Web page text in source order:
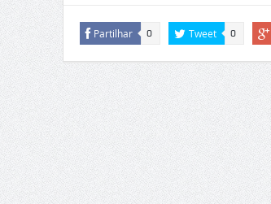
Partilhar 0 Tweet 0